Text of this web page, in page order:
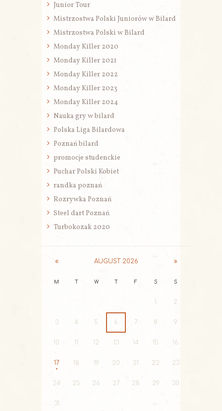
Junior Tour
Mistrzostwa Polski Juniorów w Bilard
Mistrzostwa Polski w Bilard
Monday Killer 2020
Monday Killer 2021
Monday Killer 2022
Monday Killer 2023
Monday Killer 2024
Nauka gry w bilard
Polska Liga Bilardowa
Poznań bilard
promocje studenckie
Puchar Polski Kobiet
randka poznań
Rozrywka Poznań
Steel dart Poznań
Turbokozak 2020
AUGUST 2026
M W F S S
2
3 4 5 6 7 8 9
10 11 12 13 14 15 16
17 18 19 20 21 22 23
24 25 26 27 28 29 30
31